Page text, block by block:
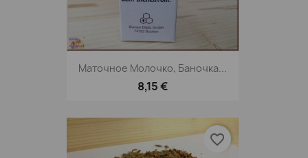
Маточное Молочко, Баночка...
8,15 €
favorite_border